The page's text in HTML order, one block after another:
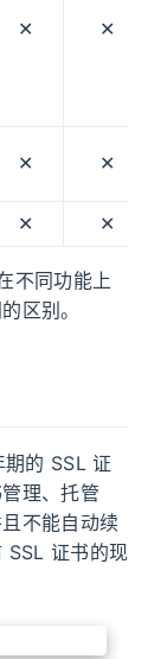
✕ ✕
✕ ✕
✕ ✕
不同功能上
区别。
的 SSL 证
理、托管
不能自动续
SSL 证书的现